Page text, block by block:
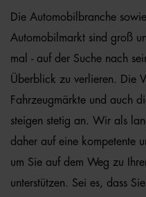
Die Automobilbranche
Automobilmarkt sind groß
mal - auf der Suche nach
Überblick zu verlieren. Die
Fahrzeugmärkte und auch
steigen stetig an. Wir als
daher auf eine kompetente
um Sie auf dem Weg zu
unterstützen. Sei es, dass